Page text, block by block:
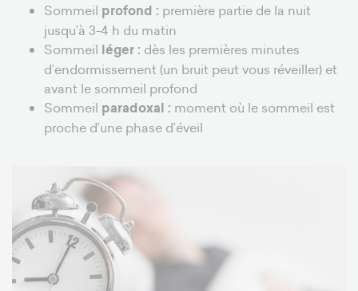
Sommeil profond : première partie de la nuit
jusqu’à 3-4 h du matin
Sommeil léger : dès les premières minutes
d’endormissement (un bruit peut vous réveiller) et
avant le sommeil profond
Sommeil paradoxal : moment où le sommeil est
proche d’une phase d’éveil